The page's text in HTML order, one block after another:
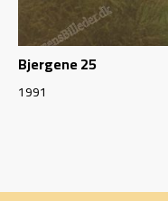
Bjergene 25
1991